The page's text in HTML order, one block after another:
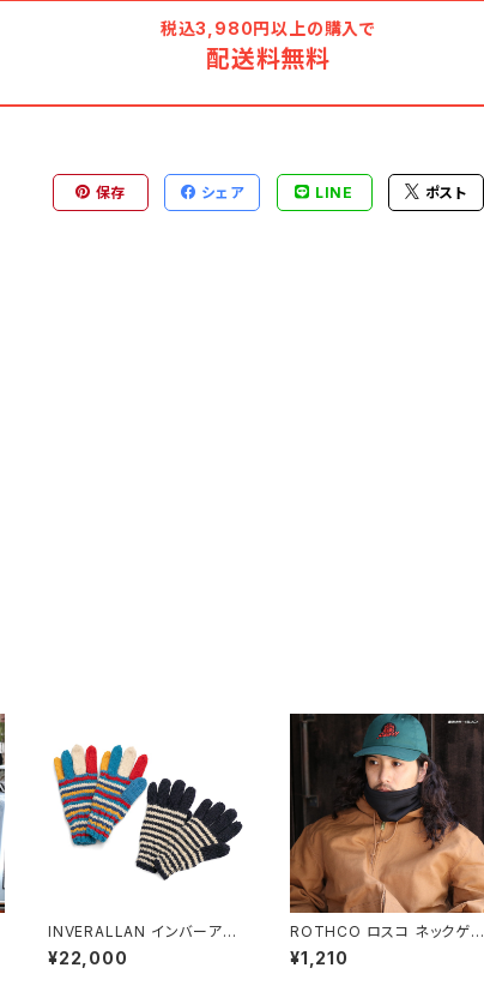
税込3,980円以上の購入で
配送料無料
保存 シェア LINE ポスト
INVERALLAN インバーアラ
ン ファイブフィンガーグロー
ブ 手袋 ハンドニット
¥22,000
ROTHCO ロスコ ネックゲイ
ター ECWCS POLYESTER
NECK GAITERS 全5色
¥1,210